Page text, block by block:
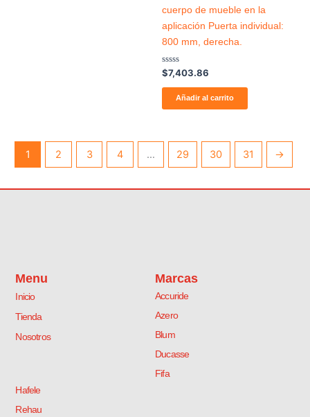
cuerpo de mueble en la
aplicación Puerta individual:
800 mm, derecha.
Valorado
con
0
$7,403.86
Añadir al carrito
1 2 3 4 … 29 30 31 →
Menu
Inicio
Tienda
Nosotros
Marcas
Accuride
Azero
Blum
Ducasse
Fifa
Hafele
Rehau